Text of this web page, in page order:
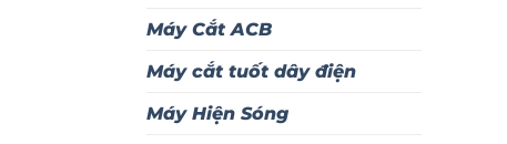
Máy Cắt ACB
Máy cắt tuốt dây điện
Máy Hiện Sóng